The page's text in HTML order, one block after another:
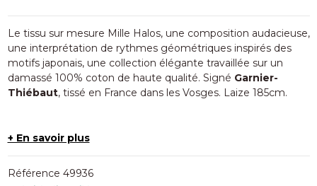
Le tissu sur mesure Mille Halos, une composition audacieuse,
une interprétation de rythmes géométriques inspirés des
motifs japonais, une collection élégante travaillée sur un
damassé 100% coton de haute qualité. Signé Garnier-
Thiébaut, tissé en France dans les Vosges. Laize 185cm.
+ En savoir plus
Référence 49936